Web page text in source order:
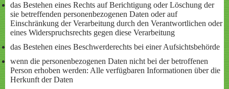
das Bestehen eines Rechts auf Berichtigung oder Löschung der
sie betreffenden personenbezogenen Daten oder auf
Einschränkung der Verarbeitung durch den Verantwortlichen oder
eines Widerspruchsrechts gegen diese Verarbeitung
das Bestehen eines Beschwerderechts bei einer Aufsichtsbehörde
wenn die personenbezogenen Daten nicht bei der betroffenen
Person erhoben werden: Alle verfügbaren Informationen über die
Herkunft der Daten